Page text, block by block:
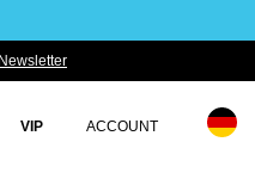
VIP ACCOUNT